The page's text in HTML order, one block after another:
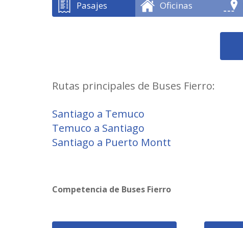
Pasajes Oficinas
Rutas principales de Buses Fierro:
Santiago a Temuco
Temuco a Santiago
Santiago a Puerto Montt
Competencia de Buses Fierro